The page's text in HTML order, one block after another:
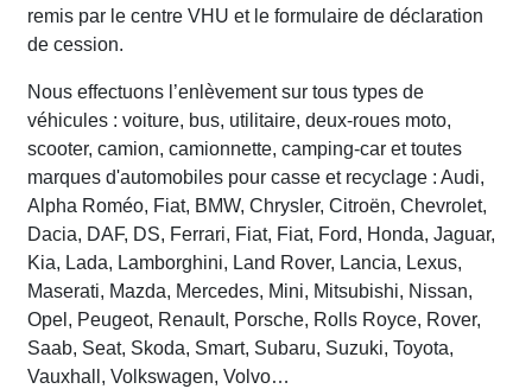
remis par le centre VHU et le formulaire de déclaration
de cession.
Nous effectuons l’enlèvement sur tous types de
véhicules : voiture, bus, utilitaire, deux-roues moto,
scooter, camion, camionnette, camping-car et toutes
marques d'automobiles pour casse et recyclage : Audi,
Alpha Roméo, Fiat, BMW, Chrysler, Citroën, Chevrolet,
Dacia, DAF, DS, Ferrari, Fiat, Fiat, Ford, Honda, Jaguar,
Kia, Lada, Lamborghini, Land Rover, Lancia, Lexus,
Maserati, Mazda, Mercedes, Mini, Mitsubishi, Nissan,
Opel, Peugeot, Renault, Porsche, Rolls Royce, Rover,
Saab, Seat, Skoda, Smart, Subaru, Suzuki, Toyota,
Vauxhall, Volkswagen, Volvo…